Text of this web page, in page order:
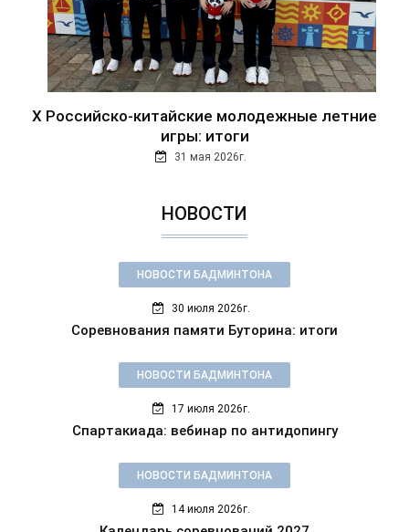
Х Российско-китайские молодежные летние
игры: итоги
31 мая 2026г.
НОВОСТИ
НОВОСТИ БАДМИНТОНА
30 июля 2026г.
Соревнования памяти Буторина: итоги
НОВОСТИ БАДМИНТОНА
17 июля 2026г.
Спартакиада: вебинар по антидопингу
НОВОСТИ БАДМИНТОНА
14 июля 2026г.